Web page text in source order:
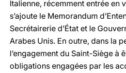
Italienne, récemment entrée en
s’ajoute le Memorandum
Secrétairerie d’État et le
Arabes Unis. En outre, dans la
l’engagement du Saint-Siège à
obligations engagées par les